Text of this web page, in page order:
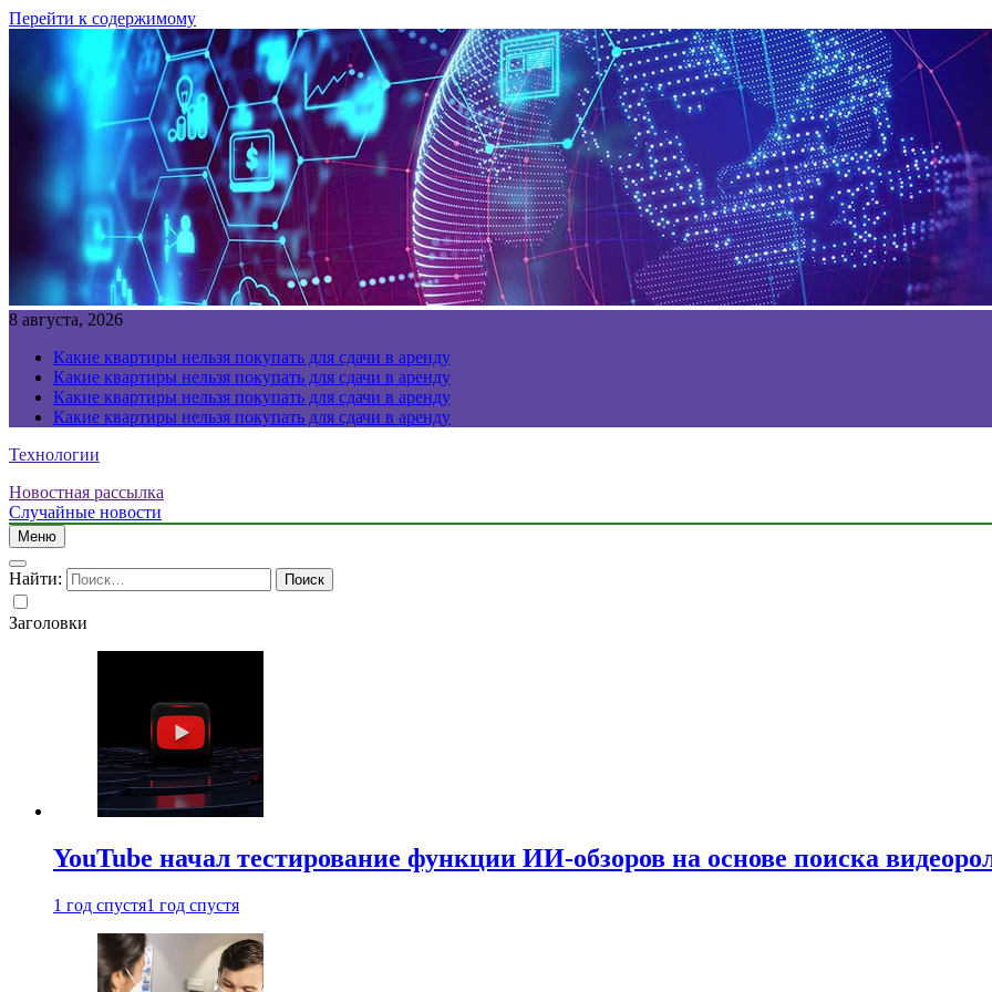
Перейти к содержимому
8 августа, 2026
Какие квартиры нельзя покупать для сдачи в аренду
Какие квартиры нельзя покупать для сдачи в аренду
Какие квартиры нельзя покупать для сдачи в аренду
Какие квартиры нельзя покупать для сдачи в аренду
Технологии
Новостная рассылка
Случайные новости
Меню
Найти:
Заголовки
YouTube начал тестирование функции ИИ-обзоров на основе поиска
1 год спустя1 год спустя